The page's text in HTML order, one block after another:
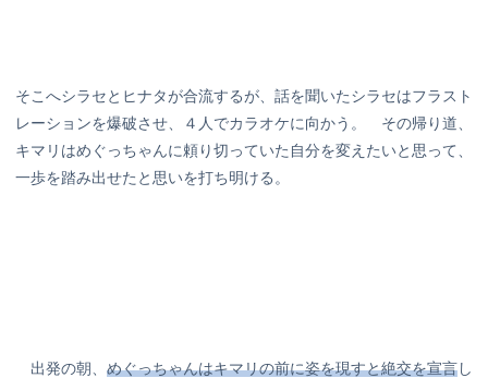
そこへシラセとヒナタが合流するが、話を聞いたシラセはフラスト
レーションを爆破させ、４人でカラオケに向かう。 その帰り道、
キマリはめぐっちゃんに頼り切っていた自分を変えたいと思って、
一歩を踏み出せたと思いを打ち明ける。
出発の朝、 めぐっちゃんはキマリの前に姿を現すと絶交を宣言し